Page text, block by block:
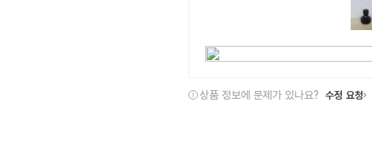
상품 정보에 문제가 있나요? 수정 요청